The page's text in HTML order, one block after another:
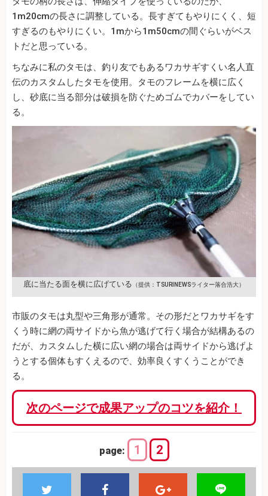
1m20cmの長さに調整している。長すぎてもやりにくく、短
すぎるのもやりにくい。1mから1m50cmの間ぐらいがベス
トだと思っている。
ちなみに私のタモは、釣り友でもあるワカサギすくい名人直
伝のカスタムしたタモを使用。タモのフレームを横に広く
し、砂底に当る部分は破損を防ぐためゴムでカバーをしてい
る。
底に当たる面を横に広げている （提供：TSURINEWSライター落合浩大）
市販のタモは丸型や三角形が通常。その形だとワカサギをす
くう時に網の両サイドから魚が逃げて行く場合が結構あるの
だが、カスタムした横に広い網の場合は両サイドから逃げよ
うとする個体もすくえるので、効率良くすくうことができ
る。
次のページで成果アップのコツを紹介！
page: 1 2